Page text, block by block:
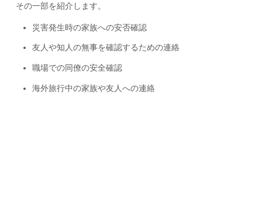
その一部を紹介します。
災害発生時の家族への安否確認
友人や知人の無事を確認するための連絡
職場での同僚の安全確認
海外旅行中の家族や友人への連絡